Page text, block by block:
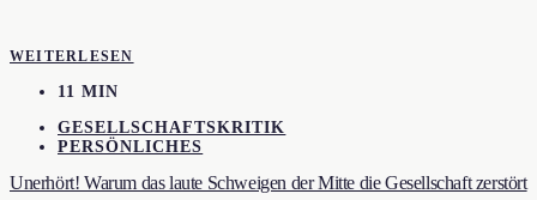
WEITERLESEN
11 MIN
GESELLSCHAFTSKRITIK
PERSÖNLICHES
Unerhört! Warum das laute Schweigen der Mitte die Gesellschaft zerstört